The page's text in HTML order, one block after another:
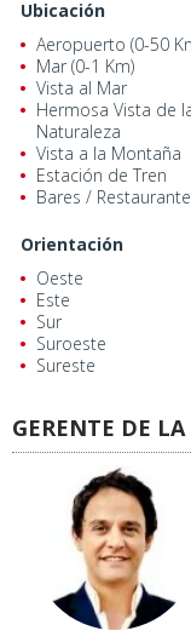
Ubicación
Aeropuerto (0-50
Mar (0-1 Km)
Vista al Mar
Hermosa Vista de
Naturaleza
Vista a la Montaña
Estación de Tren
Bares /
Orientación
Oeste
Este
Sur
Suroeste
Sureste
GERENTE DE